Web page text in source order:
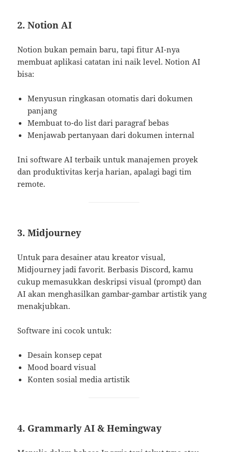
2. Notion AI
Notion bukan pemain baru, tapi fitur AI-nya
membuat aplikasi catatan ini naik level. Notion AI
bisa:
Menyusun ringkasan otomatis dari dokumen
panjang
Membuat to-do list dari paragraf bebas
Menjawab pertanyaan dari dokumen internal
Ini software AI terbaik untuk manajemen proyek
dan produktivitas kerja harian, apalagi bagi tim
remote.
3. Midjourney
Untuk para desainer atau kreator visual,
Midjourney jadi favorit. Berbasis Discord, kamu
cukup memasukkan deskripsi visual (prompt) dan
AI akan menghasilkan gambar-gambar artistik yang
menakjubkan.
Software ini cocok untuk:
Desain konsep cepat
Mood board visual
Konten sosial media artistik
4. Grammarly AI & Hemingway